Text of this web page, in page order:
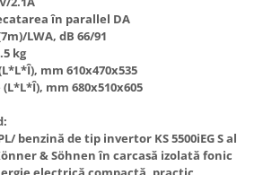
incorporabile
frontale
verticale
în parallel DA
LWA, dB 66/91
kg
mm 610х470х535
mm 680x510x605
benzină de tip invertor KS 5500iEG S al
& Söhnen în carcasă izolată fonic